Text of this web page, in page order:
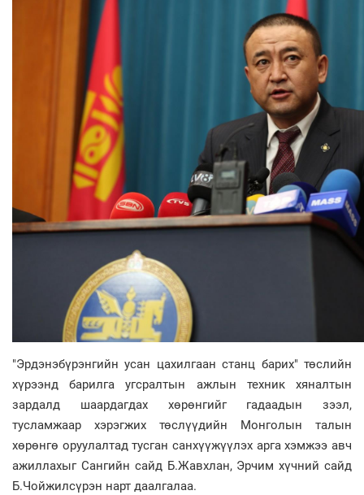
"Эрдэнэбүрэнгийн усан цахилгаан станц барих" төслийн
хүрээнд барилга угсралтын ажлын техник хяналтын
зардалд шаардагдах хөрөнгийг гадаадын зээл,
тусламжаар хэрэгжих төслүүдийн Монголын талын
хөрөнгө оруулалтад тусган санхүүжүүлэх арга хэмжээ авч
ажиллахыг Сангийн сайд Б.Жавхлан, Эрчим хүчний сайд
Б.Чойжилсүрэн нарт даалгалаа.